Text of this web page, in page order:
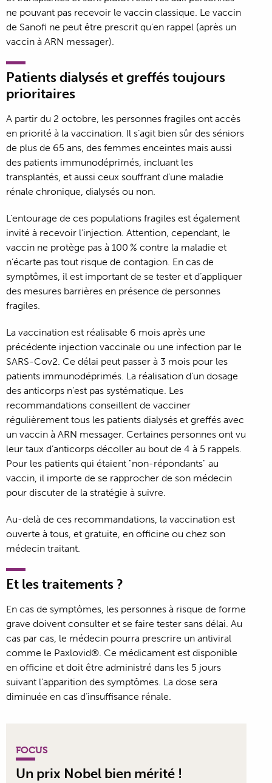
ne pouvant pas recevoir le vaccin classique. Le vaccin
de Sanofi ne peut être prescrit qu’en rappel (après un
vaccin à ARN messager).
Patients dialysés et greffés toujours
prioritaires
A partir du 2 octobre, les personnes fragiles ont accès
en priorité à la vaccination. Il s’agit bien sûr des séniors
de plus de 65 ans, des femmes enceintes mais aussi
des patients immunodéprimés, incluant les
transplantés, et aussi ceux souffrant d’une maladie
rénale chronique, dialysés ou non.
L’entourage de ces populations fragiles est également
invité à recevoir l’injection. Attention, cependant, le
vaccin ne protège pas à 100 % contre la maladie et
n’écarte pas tout risque de contagion. En cas de
symptômes, il est important de se tester et d’appliquer
des mesures barrières en présence de personnes
fragiles.
La vaccination est réalisable 6 mois après une
précédente injection vaccinale ou une infection par le
SARS-Cov2. Ce délai peut passer à 3 mois pour les
patients immunodéprimés. La réalisation d’un dosage
des anticorps n’est pas systématique. Les
recommandations conseillent de vacciner
régulièrement tous les patients dialysés et greffés avec
un vaccin à ARN messager. Certaines personnes ont vu
leur taux d’anticorps décoller au bout de 4 à 5 rappels.
Pour les patients qui étaient "non-répondants" au
vaccin, il importe de se rapprocher de son médecin
pour discuter de la stratégie à suivre.
Au-delà de ces recommandations, la vaccination est
ouverte à tous, et gratuite, en officine ou chez son
médecin traitant.
Et les traitements ?
En cas de symptômes, les personnes à risque de forme
grave doivent consulter et se faire tester sans délai. Au
cas par cas, le médecin pourra prescrire un antiviral
comme le Paxlovid®. Ce médicament est disponible
en officine et doit être administré dans les 5 jours
suivant l’apparition des symptômes. La dose sera
diminuée en cas d’insuffisance rénale.
FOCUS
Un prix Nobel bien mérité !